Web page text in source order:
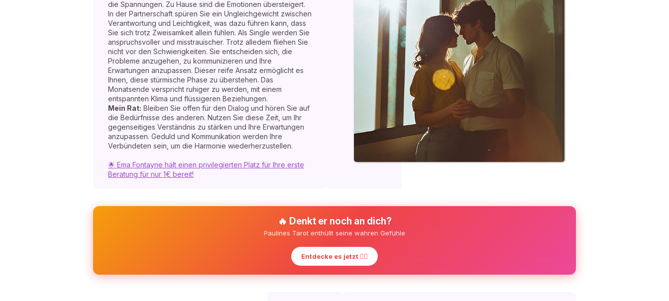
die Spannungen. Zu Hause sind die Emotionen übersteigert.
In der Partnerschaft spüren Sie ein Ungleichgewicht zwischen
Verantwortung und Leichtigkeit, was dazu führen kann, dass
Sie sich trotz Zweisamkeit allein fühlen. Als Single werden Sie
anspruchsvoller und misstrauischer. Trotz alledem fliehen Sie
nicht vor den Schwierigkeiten. Sie entscheiden sich, die
Probleme anzugehen, zu kommunizieren und Ihre
Erwartungen anzupassen. Dieser reife Ansatz ermöglicht es
Ihnen, diese stürmische Phase zu überstehen. Das
Monatsende verspricht ruhiger zu werden, mit einem
entspannten Klima und flüssigeren Beziehungen.
Mein Rat: Bleiben Sie offen für den Dialog und hören Sie auf
die Bedürfnisse des anderen. Nutzen Sie diese Zeit, um Ihr
gegenseitiges Verständnis zu stärken und Ihre Erwartungen
anzupassen. Geduld und Kommunikation werden Ihre
Verbündeten sein, um die Harmonie wiederherzustellen.
🌟 Ema Fontayne hält einen privilegierten Platz für Ihre erste
Beratung für nur 1€ bereit!
🔥 Denkt er noch an dich?
Paulines Tarot enthüllt seine wahren Gefühle
Entdecke es jetzt ❤️‍🔥